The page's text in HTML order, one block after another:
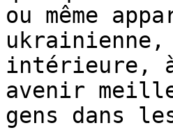
ou même
intérieure,
avenir
gens dans